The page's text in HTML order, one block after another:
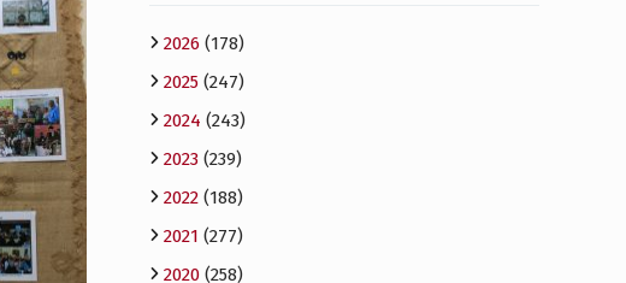
2026 (178)
2025 (247)
2024 (243)
2023 (239)
2022 (188)
2021 (277)
2020 (258)